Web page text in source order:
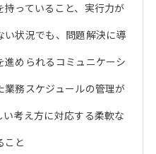
持っていること、実行力が
い状況でも、問題解決に導
進められるコミュニケーシ
業務スケジュールの管理が
い考え方に対応する柔軟な
こと